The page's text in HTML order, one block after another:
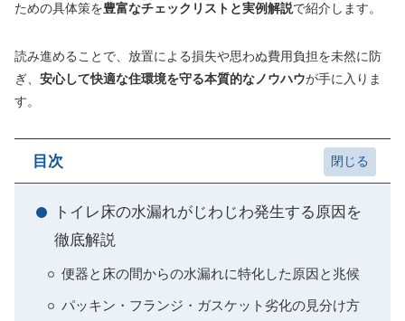
ための具体策を豊富なチェックリストと実例解説で紹介します。
読み進めることで、放置による損失や思わぬ費用負担を未然に防
ぎ、 安心して快適な住環境を守る本質的なノウハウが手に入りま
す。
目次
トイレ床の水漏れがじわじわ発生する原因を
徹底解説
便器と床の間からの水漏れに特化した原因と兆候
パッキン・フランジ・ガスケット劣化の見分け方